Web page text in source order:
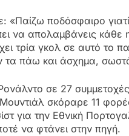
«Παίζω ποδόσφαιρο
να απολαμβάνεις κάθε
τρία γκολ σε αυτό το
τα πάω και άσχημα,
σε 27
σκόραρε 11
για την Εθνική
να φτάνει στην πηγή.